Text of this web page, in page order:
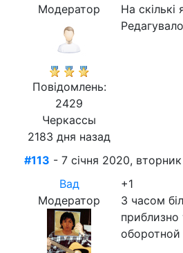
Модератор
Повідомлень:
2429
Черкассы
2183 дня назад
На
#113 - 7 січня 2020, вторник
Вад
Модератор
+1
З часом